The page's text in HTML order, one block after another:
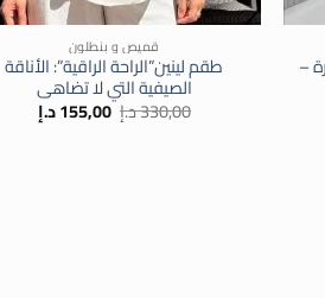
–
قميص و بنطلون
طقم لينين”الراحة الراقية”: الأناقة
الصيفية التي لا تضاهى
330,00د.إ السعر
الأصلي
155,00د.إالحالي